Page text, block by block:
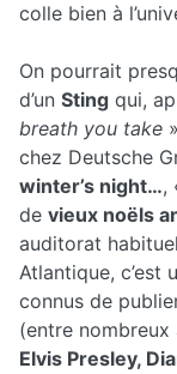
colle bien à
On pourrait
d’un Sting qui,
breath you take
chez Deutsche
winter’s night…,
de vieux noëls
auditorat
Atlantique, c’est
connus de
(entre nombreux
Elvis Presley,